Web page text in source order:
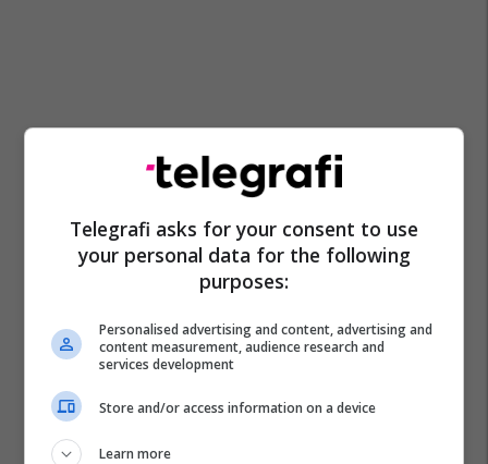
Telegrafi asks for your consent to use
your personal data for the following
purposes:
Personalised advertising and content, advertising and
content measurement, audience research and
services development
Store and/or access information on a device
Learn more